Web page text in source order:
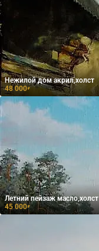
Нежилой дом акрил,холст
48 000₽
Летний пейзаж масло,холст
45 000₽